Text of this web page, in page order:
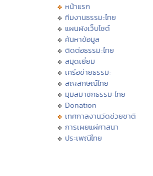
หน้าแรก
ทีมงานธรรมะไทย
แผนผังเว็บไซต์
ค้นหาข้อมูล
ติดต่อธรรมะไทย
สมุดเยี่ยม
เครือข่ายธรรมะ
สัญลักษณ์ไทย
มุมสมาชิกธรรมะไทย
Donation
เทศกาลงานวัดช่วยชาติ
การเผยแผ่ศาสนา
ประเพณีไทย